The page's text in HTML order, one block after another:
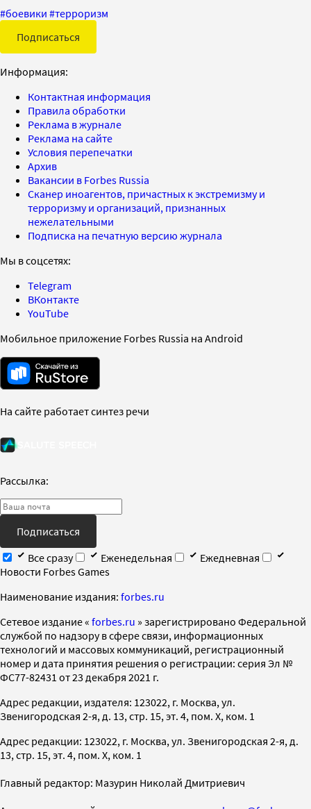
#боевики #терроризм
Подписаться
Информация:
Контактная информация
Правила обработки
Реклама в журнале
Реклама на сайте
Условия перепечатки
Архив
Вакансии в Forbes Russia
Сканер иноагентов, причастных к экстремизму и
терроризму и организаций, признанных
нежелательными
Подписка на печатную версию журнала
Мы в соцсетях:
Telegram
ВКонтакте
YouTube
Мобильное приложение Forbes Russia на Android
На сайте работает синтез речи
Рассылка:
Подписаться
Все сразу
Еженедельная
Ежедневная
Новости Forbes Games
Наименование издания: forbes.ru
Cетевое издание « forbes.ru » зарегистрировано Федеральной
службой по надзору в сфере связи, информационных
технологий и массовых коммуникаций, регистрационный
номер и дата принятия решения о регистрации: серия Эл №
ФС77-82431 от 23 декабря 2021 г.
Адрес редакции, издателя: 123022, г. Москва, ул.
Звенигородская 2-я, д. 13, стр. 15, эт. 4, пом. X, ком. 1
Адрес редакции: 123022, г. Москва, ул. Звенигородская 2-я, д.
13, стр. 15, эт. 4, пом. X, ком. 1
Главный редактор: Мазурин Николай Дмитриевич